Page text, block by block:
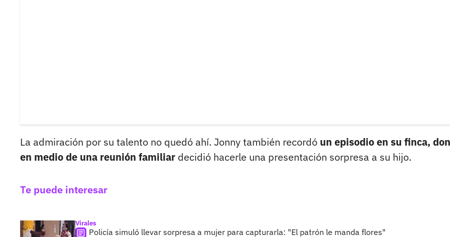
La admiración por su talento no quedó ahí. Jonny también recordó un episodio en su finca,
en medio de una reunión familiar decidió hacerle una presentación sorpresa a su hijo.
Te puede interesar
Virales
Policía simuló llevar sorpresa a mujer para capturarla: "El patrón le manda flores"